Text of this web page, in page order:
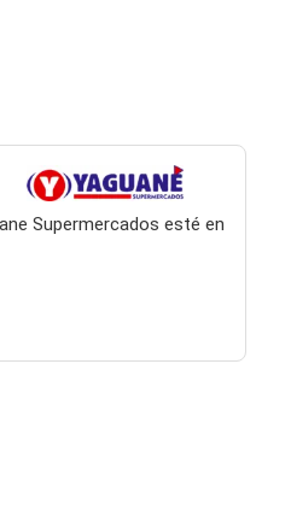
Supermercados esté en